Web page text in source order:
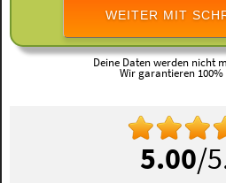
WEITER MIT
Deine Daten werden nicht
Wir garantieren
5.00/